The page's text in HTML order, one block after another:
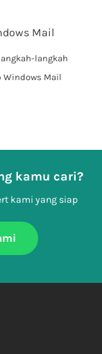
Mail
langkah
Windows Mail
kamu cari?
kami yang siap